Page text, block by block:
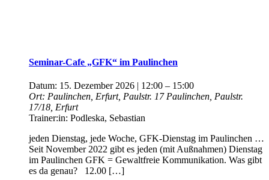
Seminar-Cafe „GFK“ im Paulinchen
Datum: 15. Dezember 2026 | 12:00 – 15:00
Ort: Paulinchen, Erfurt, Paulstr. 17 Paulinchen, Paulstr.
17/18, Erfurt
Trainer:in: Podleska, Sebastian
jeden Dienstag, jede Woche, GFK-Dienstag im Paulinchen …
Seit November 2022 gibt es jeden (mit Außnahmen) Dienstag
im Paulinchen GFK = Gewaltfreie Kommunikation. Was gibt
es da genau? 12.00 […]